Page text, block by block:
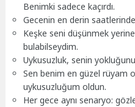
Benimki sadece kaçırdı.
Gecenin en derin
Keşke seni düşünmek
bulabilseydim.
Uykusuzluk, senin
Sen benim en güzel rüyam
uykusuzluğum oldun.
Her gece aynı senaryo: